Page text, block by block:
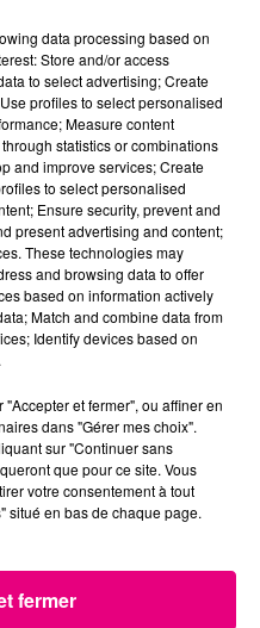
dans le
en appel
2027
data processing based on
Store and/or access
to select advertising; Create
profiles to select personalised
Measure content
statistics or combinations
and improve services; Create
to select personalised
Ensure security, prevent and
present advertising and content;
These technologies may
and browsing data to offer
based on information actively
Match and combine data from
Identify devices based on
et fermer", ou affiner en
dans "Gérer mes choix".
sur "Continuer sans
que pour ce site. Vous
votre consentement à tout
situé en bas de chaque page.
fermer